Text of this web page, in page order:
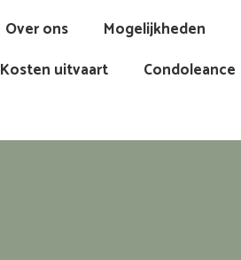
Over ons Mogelijkheden
Kosten uitvaart
Condoleance